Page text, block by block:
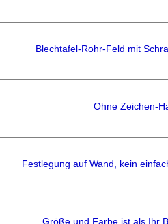
Blechtafel-Rohr-Feld mit
Ohne Zeichen-
Festlegung auf Wand, kein
Größe und Farbe ist als Ihr